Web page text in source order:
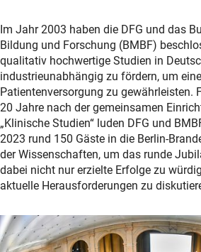
Im Jahr 2003 haben die DFG und das
Bildung und Forschung (BMBF)
qualitativ hochwertige Studien in
industrieunabhängig zu fördern, um
Patientenversorgung zu gewährleisten.
20 Jahre nach der gemeinsamen
„Klinische Studien“ luden DFG und
2023 rund 150 Gäste in die Berlin-
der Wissenschaften, um das runde
dabei nicht nur erzielte Erfolge zu
aktuelle Herausforderungen zu